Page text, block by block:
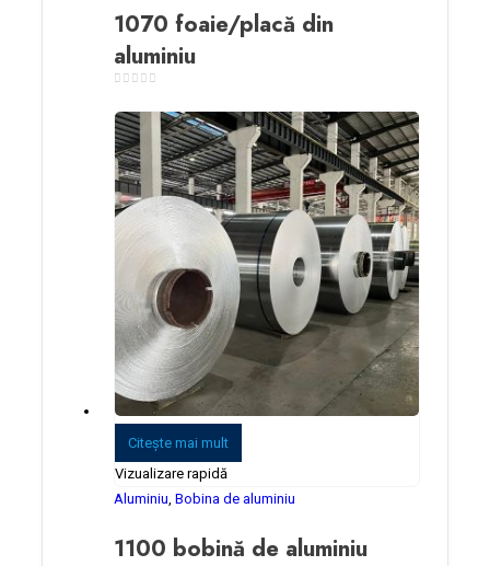
1070 foaie/placă din
aluminiu
Citeşte mai mult
Vizualizare rapidă
Aluminiu Bobina de aluminiu
1100 bobină de aluminiu